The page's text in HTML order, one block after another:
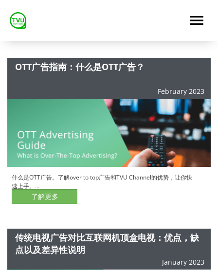
OTT广告指南：什么是OTT广告？
February 2023
什么是OTT广告。了解over to top广告和TVU Channel的优势，让你快
速上手。...
了解更多
传统电视广告对比互联网机顶盒电视：优点，缺
点以及差异性说明
January 2023